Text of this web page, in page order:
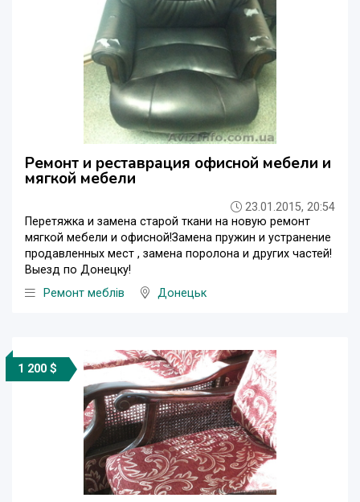
Ремонт и реставрация офисной мебели и
мягкой мебели
23.01.2015, 20:54
Перетяжка и замена старой ткани на новую ремонт
мягкой мебели и офисной!Замена пружин и устранение
продавленных мест , замена поролона и других частей!
Выезд по Донецку!
Ремонт меблів
Донецьк
1 200 $